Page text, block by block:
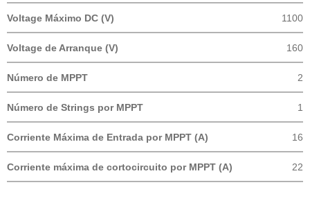
Voltage Máximo DC (V) 1100
Voltage de Arranque (V) 160
Número de MPPT 2
Número de Strings por MPPT 1
Corriente Máxima de Entrada por MPPT (A) 16
Corriente máxima de cortocircuito por MPPT (A) 22